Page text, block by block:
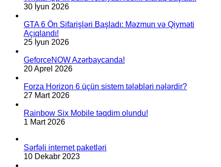
30 İyun 2026
GTA 6 Ön Sifarişləri Başladı: Məzmun və Qiyməti
Açıqlandı!
25 İyun 2026
GeforceNOW Azərbaycanda!
20 Aprel 2026
Forza Horizon 6 üçün sistem tələbləri nələrdir?
27 Mart 2026
Rainbow Six Mobile təqdim olundu!
1 Mart 2026
Sərfəli internet paketləri
10 Dekabr 2023